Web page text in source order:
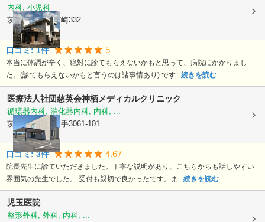
内科, 小児科
茨城県神栖市芝崎332
口コミ:1件 5
本当に体調が辛く、絶対に診てもらえないかもと思って、病院にかかりまし
た。(診てもらえないかもと言うのは諸事情あり) です... 続きを読む
医療法人社団慈英会神栖メディカルクリニック
循環器内科, 消化器内科, 内科, ...
茨城県神栖市知手3061-101
口コミ:3件 4.67
院長先生に診ていただきました。丁寧な説明があり、こちらからも話しやすい
雰囲気の先生でした。 受付も親切で良かったです。ま... 続きを読む
児玉医院
整形外科, 外科, 内科, ...